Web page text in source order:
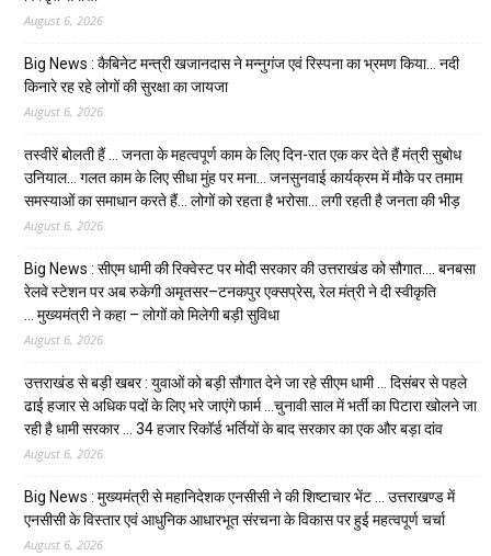
August 6, 2026
Big News : कैबिनेट मन्त्री खजानदास ने मन्नुगंज एवं रिस्पना का भ्रमण किया… नदी
किनारे रह रहे लोगों की सुरक्षा का जायजा
August 6, 2026
तस्वीरें बोलती हैं … जनता के महत्वपूर्ण काम के लिए दिन-रात एक कर देते हैं मंत्री सुबोध
उनियाल… गलत काम के लिए सीधा मुंह पर मना… जनसुनवाई कार्यक्रम में मौके पर तमाम
समस्याओं का समाधान करते हैं… लोगों को रहता है भरोसा… लगी रहती है जनता की भीड़
August 6, 2026
Big News : सीएम धामी की रिक्वेस्ट पर मोदी सरकार की उत्तराखंड को सौगात…. बनबसा
रेलवे स्टेशन पर अब रुकेगी अमृतसर–टनकपुर एक्सप्रेस, रेल मंत्री ने दी स्वीकृति
… मुख्यमंत्री ने कहा – लोगों को मिलेगी बड़ी सुविधा
August 6, 2026
उत्तराखंड से बड़ी खबर : युवाओं को बड़ी सौगात देने जा रहे सीएम धामी … दिसंबर से पहले
ढाई हजार से अधिक पदों के लिए भरे जाएंगे फार्म …चुनावी साल में भर्ती का पिटारा खोलने जा
रही है धामी सरकार … 34 हजार रिकॉर्ड भर्तियों के बाद सरकार का एक और बड़ा दांव
August 6, 2026
Big News : मुख्यमंत्री से महानिदेशक एनसीसी ने की शिष्टाचार भेंट … उत्तराखण्ड में
एनसीसी के विस्तार एवं आधुनिक आधारभूत संरचना के विकास पर हुई महत्वपूर्ण चर्चा
August 6, 2026